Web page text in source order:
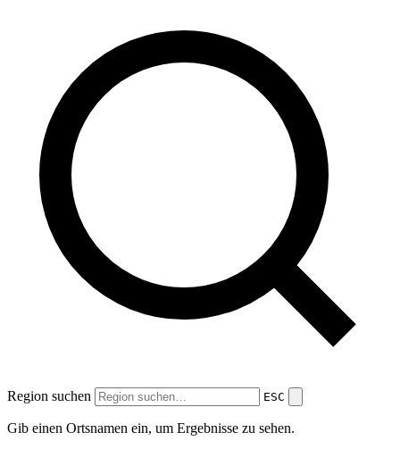
Region suchen ESC
Gib einen Ortsnamen ein, um Ergebnisse zu sehen.